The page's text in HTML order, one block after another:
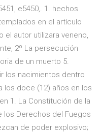
e5450,. 1. hechos
en el artículo
el autor utilizara veneno,
2º La persecución
de un muerto 5.
los nacimientos dentro
los doce (12) años en los
1. La Constitución de la
los Derechos del Fuegos
de poder explosivo;